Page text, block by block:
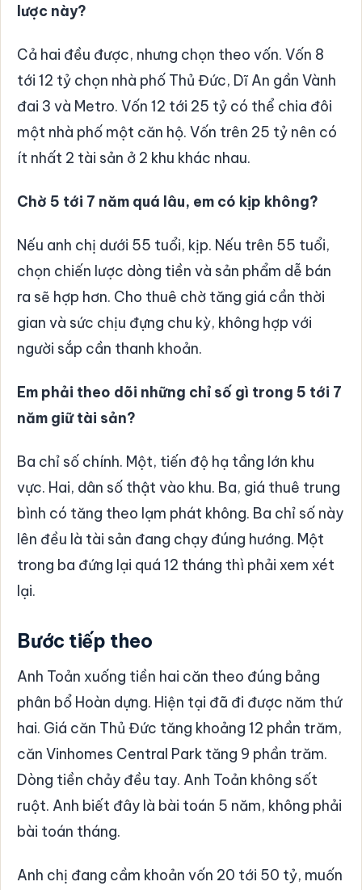
lược này?
Cả hai đều được, nhưng chọn theo vốn. Vốn 8
tới 12 tỷ chọn nhà phố Thủ Đức, Dĩ An gần Vành
đai 3 và Metro. Vốn 12 tới 25 tỷ có thể chia đôi
một nhà phố một căn hộ. Vốn trên 25 tỷ nên có
ít nhất 2 tài sản ở 2 khu khác nhau.
Chờ 5 tới 7 năm quá lâu, em có kịp không?
Nếu anh chị dưới 55 tuổi, kịp. Nếu trên 55 tuổi,
chọn chiến lược dòng tiền và sản phẩm dễ bán
ra sẽ hợp hơn. Cho thuê chờ tăng giá cần thời
gian và sức chịu đựng chu kỳ, không hợp với
người sắp cần thanh khoản.
Em phải theo dõi những chỉ số gì trong 5 tới 7
năm giữ tài sản?
Ba chỉ số chính. Một, tiến độ hạ tầng lớn khu
vực. Hai, dân số thật vào khu. Ba, giá thuê trung
bình có tăng theo lạm phát không. Ba chỉ số này
lên đều là tài sản đang chạy đúng hướng. Một
trong ba đứng lại quá 12 tháng thì phải xem xét
lại.
Bước tiếp theo
Anh Toản xuống tiền hai căn theo đúng bảng
phân bổ Hoàn dựng. Hiện tại đã đi được năm thứ
hai. Giá căn Thủ Đức tăng khoảng 12 phần trăm,
căn Vinhomes Central Park tăng 9 phần trăm.
Dòng tiền chảy đều tay. Anh Toản không sốt
ruột. Anh biết đây là bài toán 5 năm, không phải
bài toán tháng.
Anh chị đang cầm khoản vốn 20 tới 50 tỷ, muốn